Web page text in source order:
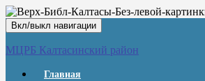
Вкл/выкл навигации
МЦРБ Калтасинский район
Главная